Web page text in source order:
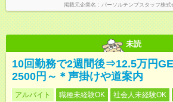
掲載元企業名 パーソルテンプスタッフ株
未読
10回勤務で2週間後⇒12.5万円
2500円～＊声掛けや道案内
アルバイト 職種未経験OK 社会人未経験OK